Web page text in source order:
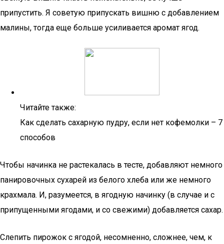
припустить. Я советую припускать вишню с добавлением
малины, тогда еще больше усиливается аромат ягод.
Читайте также:
Как сделать сахарную пудру, если нет кофемолки – 7
способов
Чтобы начинка не растекалась в тесте, добавляют немного
панировочных сухарей из белого хлеба или же немного
крахмала. И, разумеется, в ягодную начинку (в случае и с
припущенными ягодами, и со свежими) добавляется сахар.
Слепить пирожок с ягодой, несомненно, сложнее, чем, к